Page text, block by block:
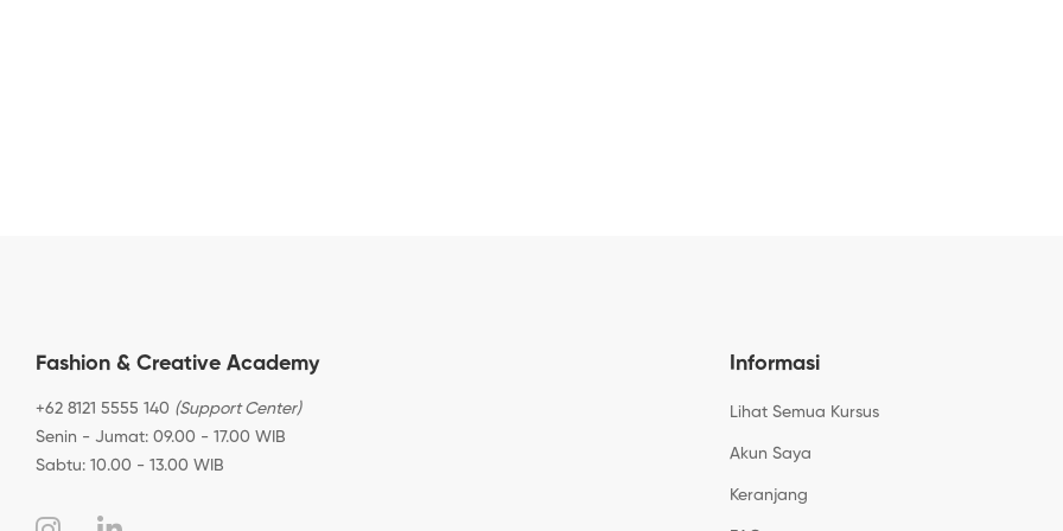
Fashion & Creative Academy
+62 8121 5555 140 (Support Center)
Senin - Jumat: 09.00 - 17.00 WIB
Sabtu: 10.00 - 13.00 WIB
Informasi
Lihat Semua Kursus
Akun Saya
Keranjang